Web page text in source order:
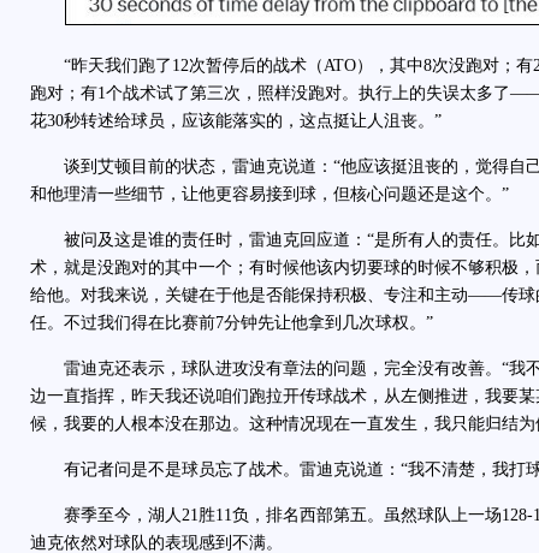
“昨天我们跑了12次暂停后的战术（ATO），其中8次没跑对；有
跑对；有1个战术试了第三次，照样没跑对。执行上的失误太多了
花30秒转述给球员，应该能落实的，这点挺让人沮丧。”
谈到艾顿目前的状态，雷迪克说道：“他应该挺沮丧的，觉得自
和他理清一些细节，让他更容易接到球，但核心问题还是这个。”
被问及这是谁的责任时，雷迪克回应道：“是所有人的责任。比
术，就是没跑对的其中一个；有时候他该内切要球的时候不够积极
给他。对我来说，关键在于他是否能保持积极、专注和主动——传球
任。不过我们得在比赛前7分钟先让他拿到几次球权。”
雷迪克还表示，球队进攻没有章法的问题，完全没有改善。“我
边一直指挥，昨天我还说咱们跑拉开传球战术，从左侧推进，我要
候，我要的人根本没在那边。这种情况现在一直发生，我只能归结为
有记者问是不是球员忘了战术。雷迪克说道：“我不清楚，我打
赛季至今，湖人21胜11负，排名西部第五。虽然球队上一场128-
迪克依然对球队的表现感到不满。